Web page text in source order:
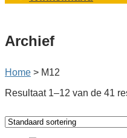
Archief
Home > M12
Resultaat 1–12 van de 41